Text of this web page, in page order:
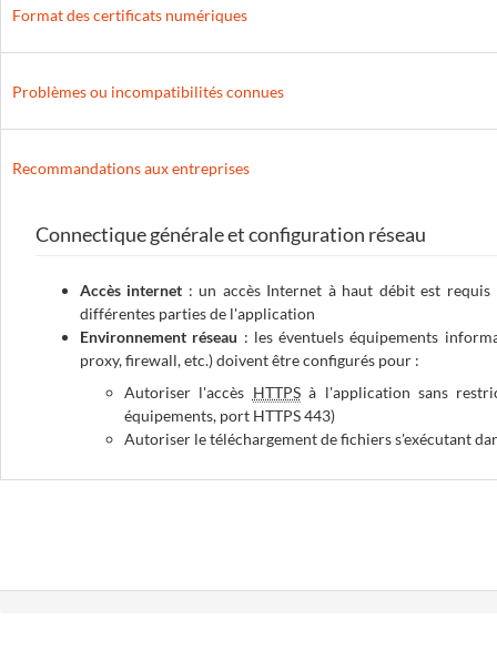
Format des certificats numériques
Problèmes ou incompatibilités connues
Recommandations aux entreprises
Connectique générale et configuration réseau
Accès internet : un accès Internet à haut débit est
différentes parties de l'application
Environnement réseau : les éventuels équipements
proxy, firewall, etc.) doivent être configurés pour :
Autoriser l'accès HTTPSà l'application sans
équipements, port HTTPS 443)
Autoriser le téléchargement de fichiers s'exécutant